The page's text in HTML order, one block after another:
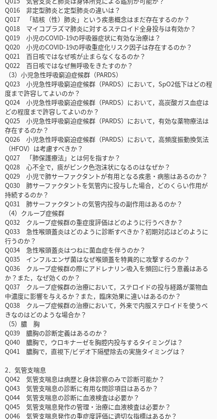
Q016 非定型肺炎と定型肺炎の違いは？
Q017 「結核（性）肺炎」という疾患概念はまだ存在するのか？
Q018 マイコプラズマ肺炎に対するステロイド全身投与は有効か？
Q019 小児のCOVID-19の呼吸器症状に有効な治療は？
Q020 小児のCOVID-19の呼吸重症化リスク因子は存在するのか？
Q021 百日咳ではなぜ咳が止まらなくなるのか？
Q022 百日咳ではなぜ無呼吸をきたすのか？
（3）小児急性呼吸窮迫症候群（PARDS）
Q023 小児急性呼吸窮迫症候群（PARDS）において，SpO2低下はどの程
度まで許容してよいのか？
Q024 小児急性呼吸窮迫症候群（PARDS）において，高炭酸ガス血症は
どの程度まで許容してよいのか？
Q025 小児急性呼吸窮迫症候群（PARDS）において，有効な薬物療法は
存在するのか？
Q026 小児急性呼吸窮迫症候群（PARDS）において，高頻度振動換気法
（HFOV）は考慮すべきか？
Q027 「肺保護療法」とは何を指すか？
Q028 心不全で，痰がピンク色泡沫状になるのはなぜか？
Q029 小児で肺サーファクタントが有用となる疾患・病態はあるのか？
Q030 肺サーファクタントを気管内に投与した場合，どのくらい作用が
持続するのか？
Q031 肺サーファクタントの気管内投与の副作用はあるのか？
（4）クループ症候群
Q032 クループ症候群の重症度評価はどのように行うべきか？
Q033 急性喉頭蓋炎はどのように診断すべきか？初期対応はどのように
行うのか？
Q034 急性喉頭蓋炎はつねに菌血症を伴うのか？
Q035 インフルエンザ菌はなぜ喉頭蓋を特異的に攻撃するのか？
Q036 クループ症候群の際にアドレナリン吸入を頻回に行う意義はある
か？また，なぜ効くのか？
Q037 クループ症候群の治療において，ステロイドの投与経路が薬物血
中濃度に影響を与えるか？また，臨床効果に違いはあるのか？
Q038 クループ症候群の治療において，外来で内服ステロイドを使うべ
きなのはどのような場合か？
（5）膿 胸
Q039 膿胸の診断定義はあるのか？
Q040 膿胸で，ウロキナーゼを胸腔内投与するタイミングは？
Q041 膿胸で，直視下/ビデオ下隔壁除去の実施タイミングは？
2．気管支喘息
Q042 気管支喘息は病歴と身体診察のみで診断可能か？
Q043 気管支喘息の診断に有用な問診項目はあるか？
Q044 気管支喘息の診断に血液検査は必要か？
Q045 気管支喘息発作の管理・治療に血液検査は必要か？
Q046 気管支喘息発作の重症度評価に適切な指標はあるか？